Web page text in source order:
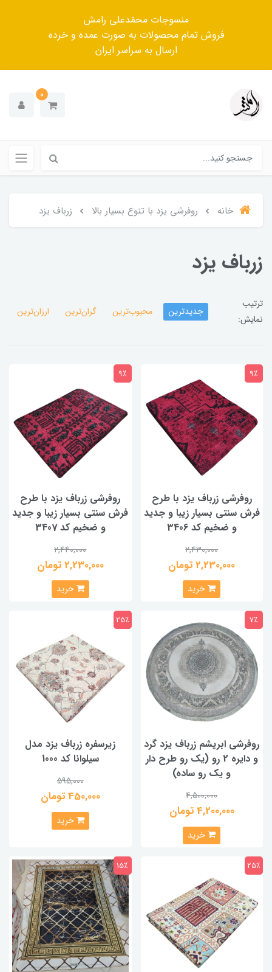
منسوجات محمّدعلی رامش
فروش تمام محصولات به صورت عمده و خرده
ارسال به سراسر ایران
0
خانه روفرشی یزد با تنوع بسیار بالا زرباف یزد
زرباف یزد
ترتیب
نمایش:
جدیدترین محبوب‌ترین گران‌ترین ارزان‌ترین
روفرشی زرباف یزد با طرح
فرش سنتی بسیار زیبا و جدید
و ضخیم کد 3406
2,430,000
2,230,000 تومان
9٪
خرید
روفرشی زرباف یزد با طرح
فرش سنتی بسیار زیبا و جدید
و ضخیم کد 3407
2,440,000
2,230,000 تومان
9٪
خرید
روفرشی ابریشم زرباف یزد گرد
و دایره 2 رو (یک رو طرح دار
و یک رو ساده)
4,500,000
4,200,000 تومان
7٪
خرید
زیرسفره زرباف یزد مدل
سیلوانا کد 1000
595,000
450,000 تومان
25٪
خرید
25٪ 15٪